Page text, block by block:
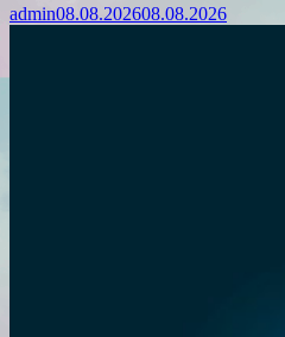
admin08.08.202608.08.2026